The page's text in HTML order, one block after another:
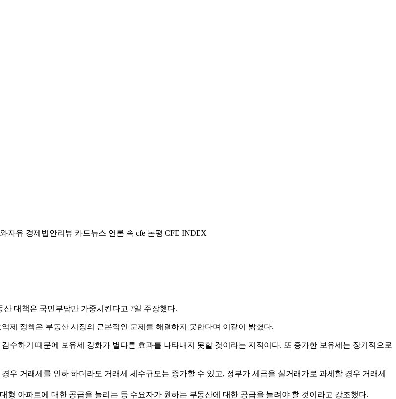
자유 경제법안리뷰 카드뉴스 언론 속 cfe 논평 CFE INDEX
대책은 국민부담만 가중시킨다고 7일 주장했다.
제 정책은 부동산 시장의 근본적인 문제를 해결하지 못한다며 이같이 밝혔다.
수하기 때문에 보유세 강화가 별다른 효과를 나타내지 못할 것이라는 지적이다. 또 증가한 보유세는 장기적으로
우 거래세를 인하 하더라도 거래세 세수규모는 증가할 수 있고, 정부가 세금을 실거래가로 과세할 경우 거래세
아파트에 대한 공급을 늘리는 등 수요자가 원하는 부동산에 대한 공급을 늘려야 할 것이라고 강조했다.